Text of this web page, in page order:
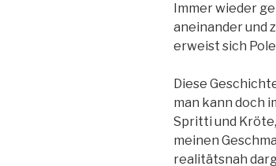
Immer wieder
aneinander und
erweist sich
Diese
man kann doch
Spritti und
meinen
realitätsnah